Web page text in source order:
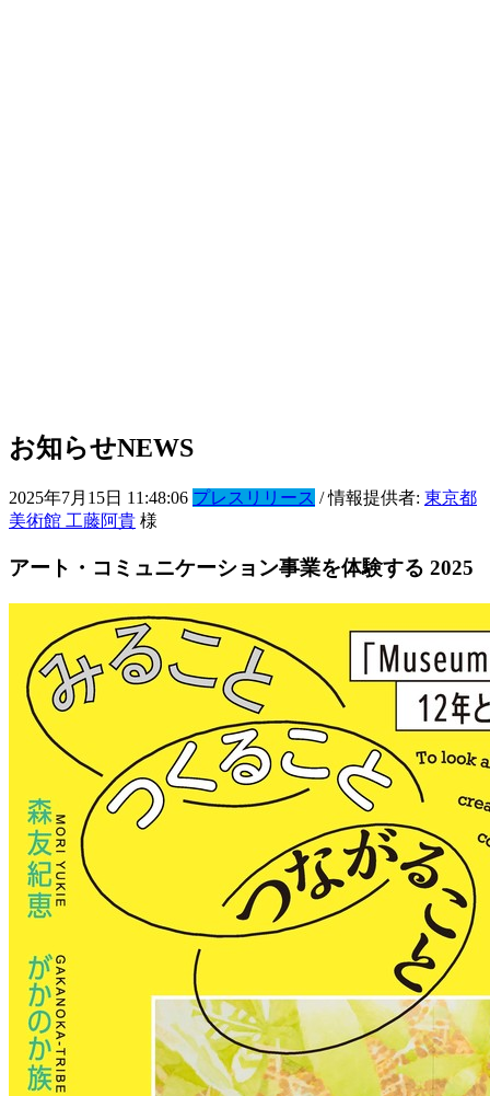
お知らせNEWS
2025年7月15日 11:48:06 プレスリリース / 情報提供者: 東京都
美術館 工藤阿貴 様
アート・コミュニケーション事業を体験する 2025